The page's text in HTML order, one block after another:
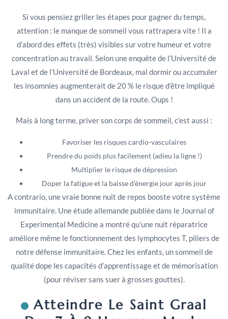
Si vous pensiez griller les étapes pour gagner du temps,
attention : le manque de sommeil vous rattrapera vite ! Il a
d’abord des effets (très) visibles sur votre humeur et votre
concentration au travail. Selon une enquête de l’Université de
Laval et de l’Université de Bordeaux, mal dormir ou accumuler
les insomnies augmenterait de 20 % le risque d’être impliqué
dans un accident de la route. Oups !
Mais à long terme, priver son corps de sommeil, c’est aussi :
Favoriser les risques cardio-vasculaires
Prendre du poids plus facilement (adieu la ligne !)
Multiplier le risque de dépression
Doper la fatigue et la baisse d’énergie jour après jour
A contrario, une vraie bonne nuit de repos booste votre système
immunitaire. Une étude allemande publiée dans le Journal of
Experimental Medicine a montré qu’une nuit réparatrice
améliore même le fonctionnement des lymphocytes T, piliers de
notre défense immunitaire. Chez les enfants, un sommeil de
qualité dope les capacités d’apprentissage et de mémorisation
(pour réviser sans suer à grosses gouttes).
Atteindre Le Saint Graal